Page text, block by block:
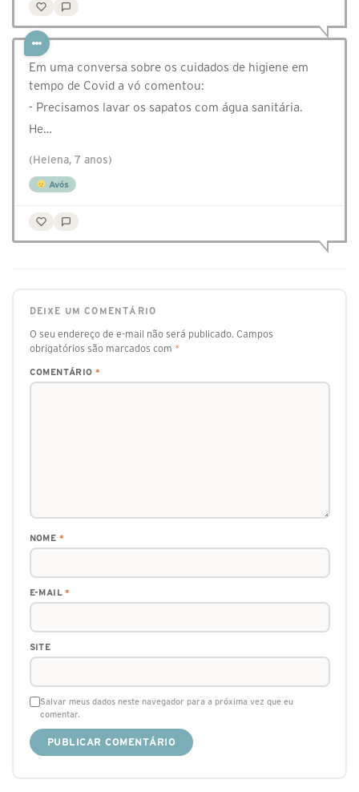
Em uma conversa sobre os cuidados de higiene em
tempo de Covid a vó comentou:
- Precisamos lavar os sapatos com água sanitária.
He…
(Helena, 7 anos)
Avós
DEIXE UM COMENTÁRIO
O seu endereço de e-mail não será publicado. Campos
obrigatórios são marcados com *
COMENTÁRIO *
NOME *
E-MAIL*
SITE
Salvar meus dados neste navegador para a próxima vez que eu
comentar.